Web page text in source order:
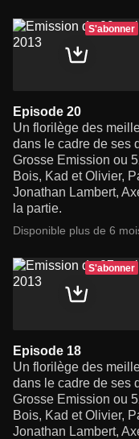
S'abonner
Episode 20
Un florilège des
dans le cadre de ses
Grosse Emission ou
Bois, Kad et Olivier,
Jonathan Lambert,
la partie.
Disponible plus de 6
S'abonner
Episode 18
Un florilège des
dans le cadre de ses
Grosse Emission ou
Bois, Kad et Olivier,
Jonathan Lambert,